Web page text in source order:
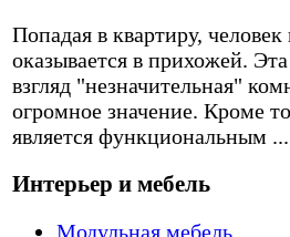
Попадая в квартиру,
оказывается в прихожей.
взгляд "незначительная"
огромное значение. Кроме
является функциональным ...
Интерьер и мебель
Модульная мебель